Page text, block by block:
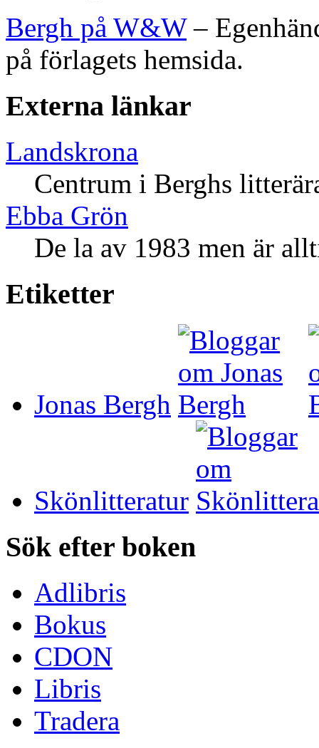
Bergh på W&W–
på förlagets hemsida.
Externa länkar
Landskrona
Centrum i Berghs
Ebba Grön
De la av 1983 men är
Etiketter
Jonas Bergh
Skönlitteratur
Sök efter boken
Adlibris
Bokus
CDON
Libris
Tradera